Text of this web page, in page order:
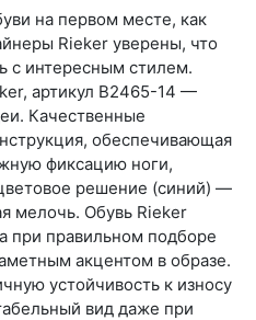
на первом месте, как
Rieker уверены, что
с интересным стилем.
артикул B2465-14 —
Качественные
обеспечивающая
фиксацию ноги,
решение (синий) —
мелочь. Обувь Rieker
при правильном подборе
акцентом в образе.
устойчивость к износу
вид даже при